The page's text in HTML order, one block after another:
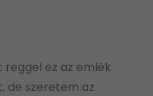
ez az emlék.
de szeretem az